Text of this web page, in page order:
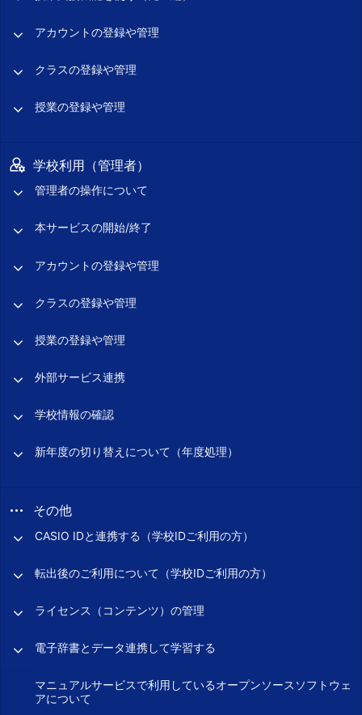
アカウントの登録や管理
クラスの登録や管理
授業の登録や管理
学校利用（管理者）
管理者の操作について
本サービスの開始/終了
アカウントの登録や管理
クラスの登録や管理
授業の登録や管理
外部サービス連携
学校情報の確認
新年度の切り替えについて（年度処理）
その他
CASIO IDと連携する（学校IDご利用の方）
転出後のご利用について（学校IDご利用の方）
ライセンス（コンテンツ）の管理
電子辞書とデータ連携して学習する
マニュアルサービスで利用しているオープンソースソフトウェ
アについて